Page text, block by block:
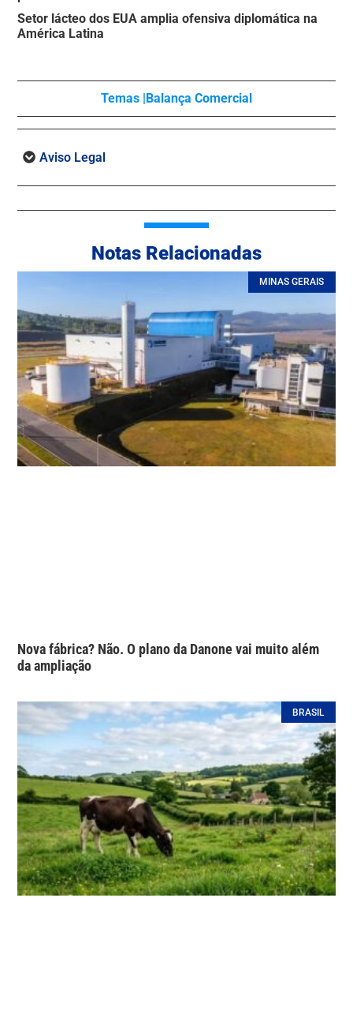
Setor lácteo dos EUA amplia ofensiva diplomática na
América Latina
Temas |Balança Comercial
Aviso Legal
Notas Relacionadas
MINAS GERAIS
Nova fábrica? Não. O plano da Danone vai muito além
da ampliação
BRASIL